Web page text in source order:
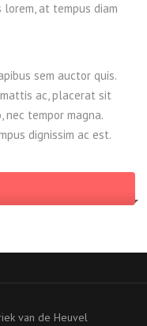
at tempus diam
sem auctor quis.
ac, placerat sit
tempor magna.
dignissim ac est.
van de Heuvel